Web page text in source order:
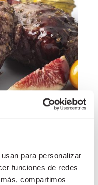
para personalizar
funciones de redes
compartimos